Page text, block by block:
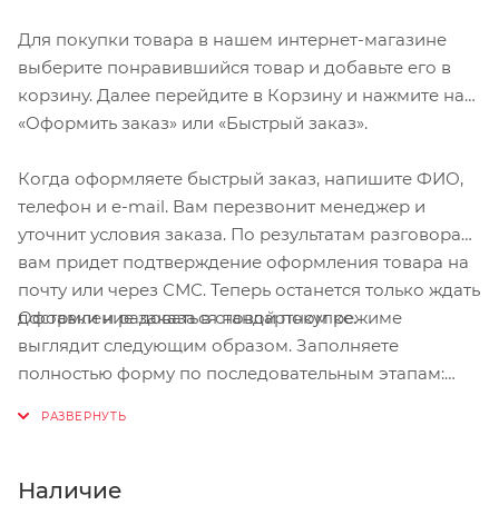
Для покупки товара в нашем интернет-магазине
выберите понравившийся товар и добавьте его в
корзину. Далее перейдите в Корзину и нажмите на
«Оформить заказ» или «Быстрый заказ».
Когда оформляете быстрый заказ, напишите ФИО,
телефон и e-mail. Вам перезвонит менеджер и
уточнит условия заказа. По результатам разговора
вам придет подтверждение оформления товара на
почту или через СМС. Теперь останется только ждать
доставки и радоваться новой покупке.
Оформление заказа в стандартном режиме
выглядит следующим образом. Заполняете
полностью форму по последовательным этапам:
Нажмите кнопку «Оформить заказ».
Наличие